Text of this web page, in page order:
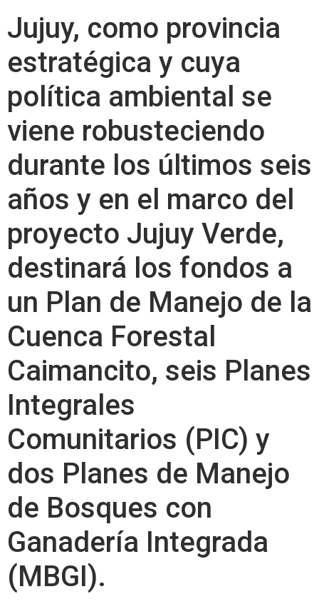
Jujuy, como provincia
estratégica y cuya
política ambiental se
viene robusteciendo
durante los últimos seis
años y en el marco del
proyecto Jujuy Verde,
destinará los fondos a
un Plan de Manejo de la
Cuenca Forestal
Caimancito, seis Planes
Integrales
Comunitarios (PIC) y
dos Planes de Manejo
de Bosques con
Ganadería Integrada
(MBGI).